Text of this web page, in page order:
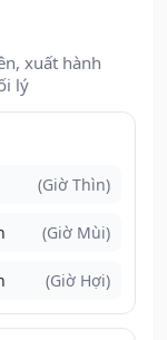
xuất hành
lý
(Giờ Thìn)
(Giờ Mùi)
(Giờ Hợi)